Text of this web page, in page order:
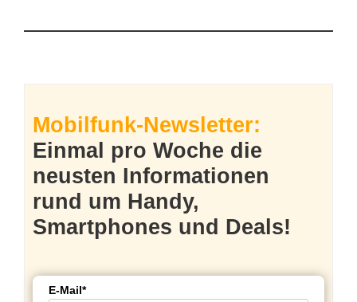
Mobilfunk-Newsletter:
Einmal pro Woche die
neusten Informationen
rund um Handy,
Smartphones und Deals!
E-Mail*